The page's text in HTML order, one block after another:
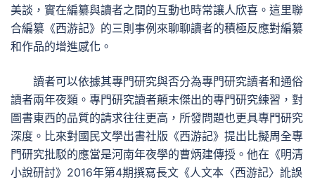
美談，實在編纂與讀者之間的互動也時常讓人欣喜。這里聯
合編纂《西游記》的三則事例來聊聊讀者的積極反應對編纂
和作品的增進感化。
讀者可以依據其專門研究與否分為專門研究讀者和通俗
讀者兩年夜類。專門研究讀者顛末傑出的專門研究練習，對
圖書東西的品質的請求往往更高，所發問題也更具專門研究
深度。比來對國民文學出書社版《西游記》提出比擬周全專
門研究批駁的應當是河南年夜學的曹炳建傳授。他在《明清
小說研討》2016年第4期撰寫長文《人文本〈西游記〉訛誤